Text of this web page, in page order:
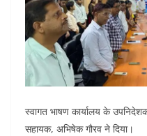
स्वागत भाषण कार्यालय के
सहायक, अभिषेक गौरव ने दिया।